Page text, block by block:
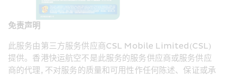
免责声明
此服务由第三方服务供应商CSL Mobile Limited(CSL)
提供。香港快运航空不是此服务的服务供应商或服务供应
商的代理, 不对服务的质量和可用性作任何陈述、保证或承